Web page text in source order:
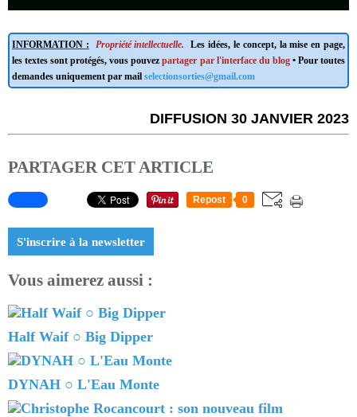
INFORMATION : Propriété intellectuelle.
Les idées, le concept, la mise en page,
les textes sont protégés, vous pouvezpartager par l'interface du blog• Pour toutes
demandes uniquement par mail selectionsorties@gmail.com
DIFFUSION 30 JANVIER 2023
PARTAGER CET ARTICLE
Repost 0
S'inscrire à la newsletter
Vous aimerez aussi :
Half Waif ○ Big Dipper
DYNAH ○ L'Eau Monte